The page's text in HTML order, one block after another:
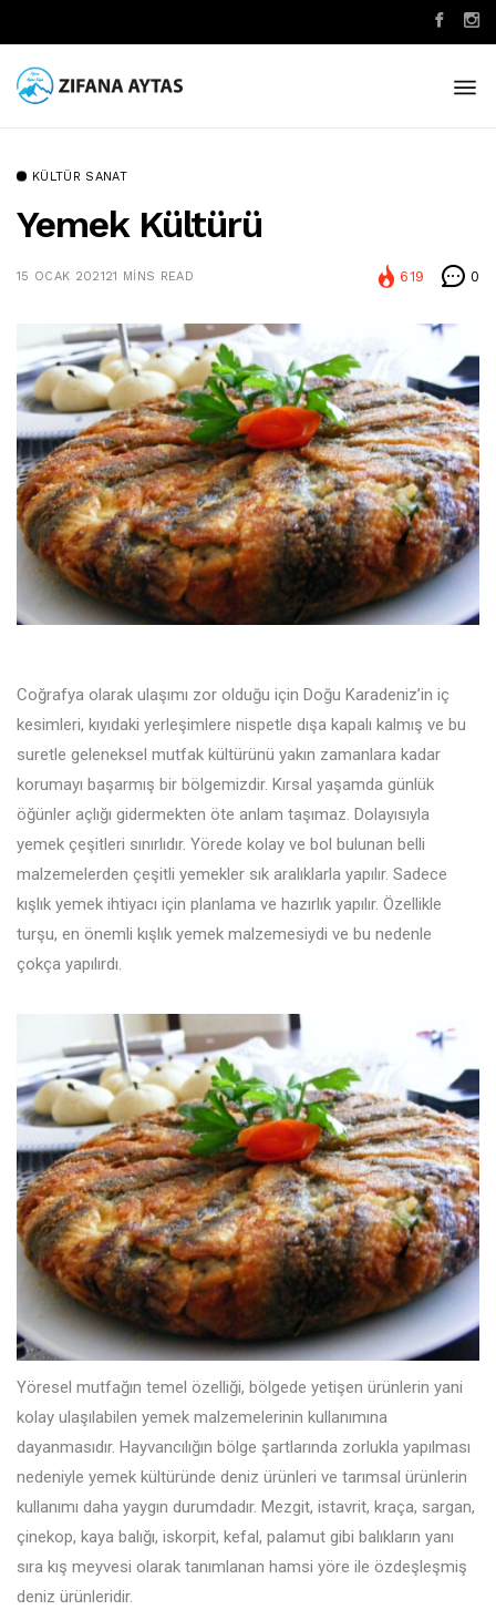
KÜLTÜR SANAT
Yemek Kültürü
15 OCAK 202121 MINS READ 619 0
Coğrafya olarak ulaşımı zor olduğu için Doğu Karadeniz’in iç
kesimleri, kıyıdaki yerleşimlere nispetle dışa kapalı kalmış ve bu
suretle geleneksel mutfak kültürünü yakın zamanlara kadar
korumayı başarmış bir bölgemizdir. Kırsal yaşamda günlük
öğünler açlığı gidermekten öte anlam taşımaz. Dolayısıyla
yemek çeşitleri sınırlıdır. Yörede kolay ve bol bulunan belli
malzemelerden çeşitli yemekler sık aralıklarla yapılır. Sadece
kışlık yemek ihtiyacı için planlama ve hazırlık yapılır. Özellikle
turşu, en önemli kışlık yemek malzemesiydi ve bu nedenle
çokça yapılırdı.
Yöresel mutfağın temel özelliği, bölgede yetişen ürünlerin yani
kolay ulaşılabilen yemek malzemelerinin kullanımına
dayanmasıdır. Hayvancılığın bölge şartlarında zorlukla yapılması
nedeniyle yemek kültüründe deniz ürünleri ve tarımsal ürünlerin
kullanımı daha yaygın durumdadır. Mezgit, istavrit, kraça, sargan,
çinekop, kaya balığı, iskorpit, kefal, palamut gibi balıkların yanı
sıra kış meyvesi olarak tanımlanan hamsi yöre ile özdeşleşmiş
deniz ürünleridir.